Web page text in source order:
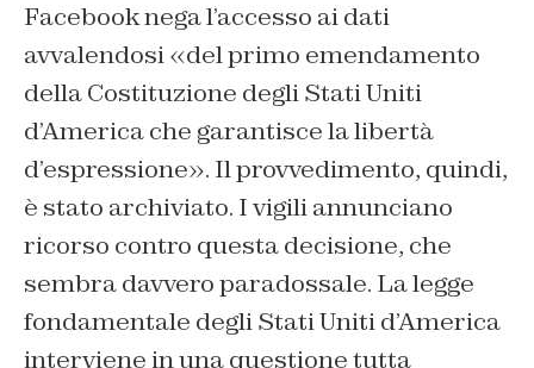
Facebook nega l’accesso ai dati
avvalendosi «del primo emendamento
della Costituzione degli Stati Uniti
d’America che garantisce la libertà
d’espressione». Il provvedimento, quindi,
è stato archiviato. I vigili annunciano
ricorso contro questa decisione, che
sembra davvero paradossale. La legge
fondamentale degli Stati Uniti d’America
interviene in una questione tutta